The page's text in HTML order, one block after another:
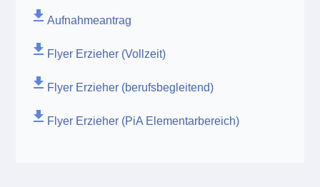
file_download Aufnahmeantrag
file_download Flyer Erzieher (Vollzeit)
file_download Flyer Erzieher (berufsbegleitend)
file_download Flyer Erzieher (PiA Elementarbereich)